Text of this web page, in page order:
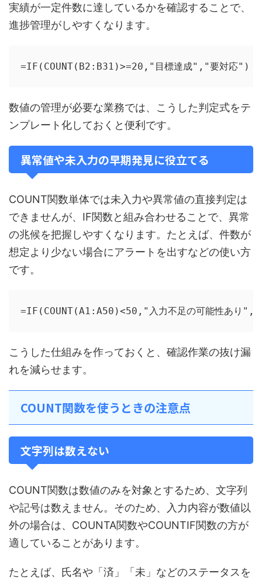
実績が一定件数に達しているかを確認することで、
進捗管理がしやすくなります。
=IF(COUNT(B2:B31)>=20,"目標達成","要対応")
数値の管理が必要な業務では、こうした判定式をテ
ンプレート化しておくと便利です。
異常値や未入力の早期発見に役立てる
COUNT関数単体では未入力や異常値の直接判定は
できませんが、IF関数と組み合わせることで、異常
の兆候を把握しやすくなります。たとえば、件数が
想定より少ない場合にアラートを出すなどの使い方
です。
=IF(COUNT(A1:A50)<50,"入力不足の可能性あり
こうした仕組みを作っておくと、確認作業の抜け漏
れを減らせます。
COUNT関数を使うときの注意点
文字列は数えない
COUNT関数は数値のみを対象とするため、文字列
や記号は数えません。そのため、入力内容が数値以
外の場合は、COUNTA関数やCOUNTIF関数の方が
適していることがあります。
たとえば、氏名や「済」「未」などのステータスを